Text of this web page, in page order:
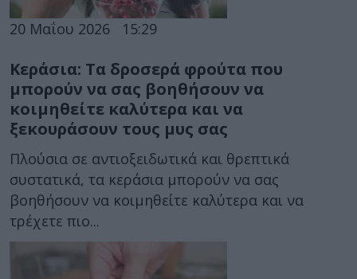
20 Μαΐου 2026 15:29
Κεράσια: Tα δροσερά φρούτα που
μπορούν να σας βοηθήσουν να
κοιμηθείτε καλύτερα και να
ξεκουράσουν τους μυς σας
Πλούσια σε αντιοξειδωτικά και θρεπτικά
συστατικά, τα κεράσια μπορούν να σας
βοηθήσουν να κοιμηθείτε καλύτερα και να
τρέχετε πιο...